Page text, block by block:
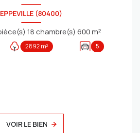
EPPEVILLE (80400)
Maison 23 pièce(s) 18 chambre(s) 600 m²
2892 m² 5
VOIR LE BIEN